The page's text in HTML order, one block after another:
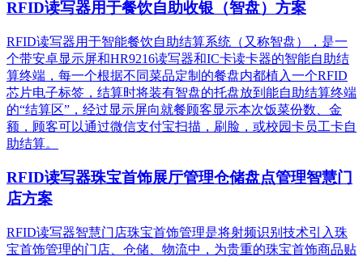
RFID读写器用于餐饮自助收银（智盘）方案
RFID读写器用于智能餐饮自助结算系统（又称智盘），是一
个带安卓显示屏和HR9216读写器和IC卡读卡器的智能自助结
算终端，每一个根据不同菜品定制的餐盘内都植入一个RFID
芯片电子标签，结算时将装有智盘的托盘放到能自助结算终端
的“结算区”，经过显示屏向就餐顾客显示本次饭菜份数、金
额，顾客可以通过微信支付宝扫描，刷脸，或校园卡员工卡自
助结算。
RFID读写器珠宝首饰展厅管理仓储盘点管理智慧门
店方案
RFID读写器智慧门店珠宝首饰管理是将射频识别技术引入珠
宝首饰管理的门店、仓储、物流中，为贵重的珠宝首饰商品贴